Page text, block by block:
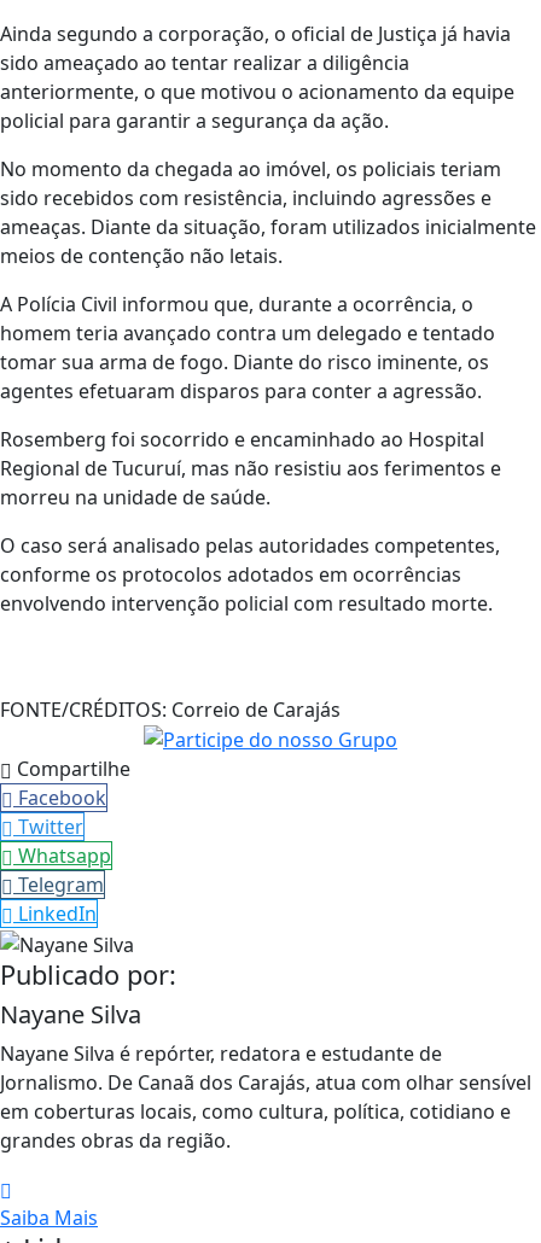
Ainda segundo a corporação, o oficial de Justiça já havia
sido ameaçado ao tentar realizar a diligência
anteriormente, o que motivou o acionamento da equipe
policial para garantir a segurança da ação.
No momento da chegada ao imóvel, os policiais teriam
sido recebidos com resistência, incluindo agressões e
ameaças. Diante da situação, foram utilizados inicialmente
meios de contenção não letais.
A Polícia Civil informou que, durante a ocorrência, o
homem teria avançado contra um delegado e tentado
tomar sua arma de fogo. Diante do risco iminente, os
agentes efetuaram disparos para conter a agressão.
Rosemberg foi socorrido e encaminhado ao Hospital
Regional de Tucuruí, mas não resistiu aos ferimentos e
morreu na unidade de saúde.
O caso será analisado pelas autoridades competentes,
conforme os protocolos adotados em ocorrências
envolvendo intervenção policial com resultado morte.
FONTE/CRÉDITOS: Correio de Carajás
Compartilhe
Facebook
Twitter
Whatsapp
Telegram
LinkedIn
Publicado por:
Nayane Silva
Nayane Silva é repórter, redatora e estudante de
Jornalismo. De Canaã dos Carajás, atua com olhar sensível
em coberturas locais, como cultura, política, cotidiano e
grandes obras da região.
Saiba Mais